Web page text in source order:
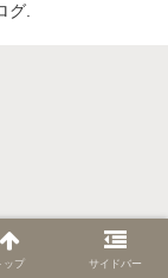
グ.
ップ サイドバー